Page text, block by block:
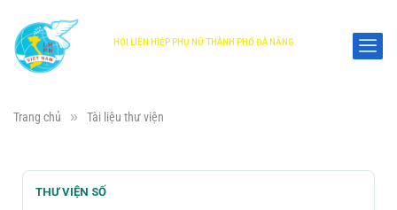
HỘI LIÊN HIỆP PHỤ NỮ THÀNH PHỐ ĐÀ NẴNG
Trang chủ » Tài liệu thư viện
THƯ VIỆN SỐ